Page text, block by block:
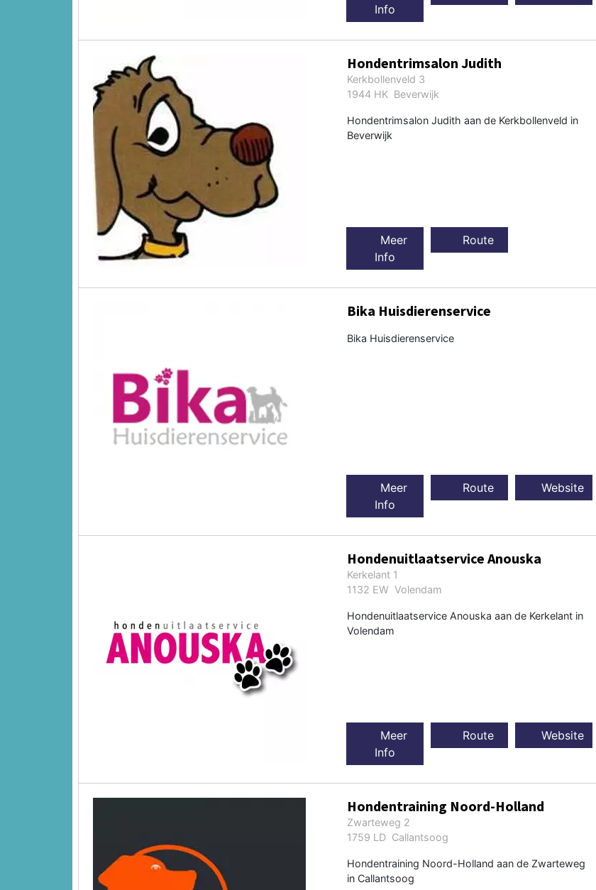
Info
Hondentrimsalon Judith
Kerkbollenveld 3
1944 HK Beverwijk
Hondentrimsalon Judith aan de Kerkbollenveld in
Beverwijk
Meer
Info
Route
Bika Huisdierenservice
Bika Huisdierenservice
Meer
Info
Route Website
Hondenuitlaatservice Anouska
Kerkelant 1
1132 EW Volendam
Hondenuitlaatservice Anouska aan de Kerkelant in
Volendam
Meer
Info
Route Website
Hondentraining Noord-Holland
Zwarteweg 2
1759 LD Callantsoog
Hondentraining Noord-Holland aan de Zwarteweg
in Callantsoog